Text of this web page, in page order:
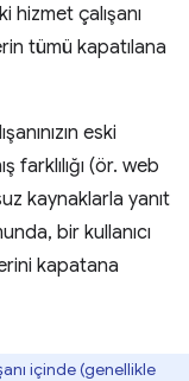
hizmet çalışanı
tümü kapatılana
eski
farklılığı (ör. web
kaynaklarla yanıt
bir kullanıcı
kapatana
içinde (genellikle